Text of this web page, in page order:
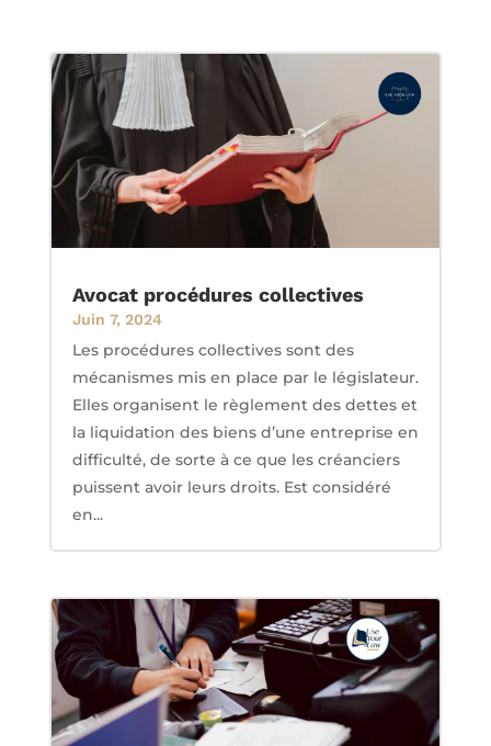
Avocat procédures collectives
Juin 7, 2024
Les procédures collectives sont des
mécanismes mis en place par le législateur.
Elles organisent le règlement des dettes et
la liquidation des biens d’une entreprise en
difficulté, de sorte à ce que les créanciers
puissent avoir leurs droits. Est considéré
en...